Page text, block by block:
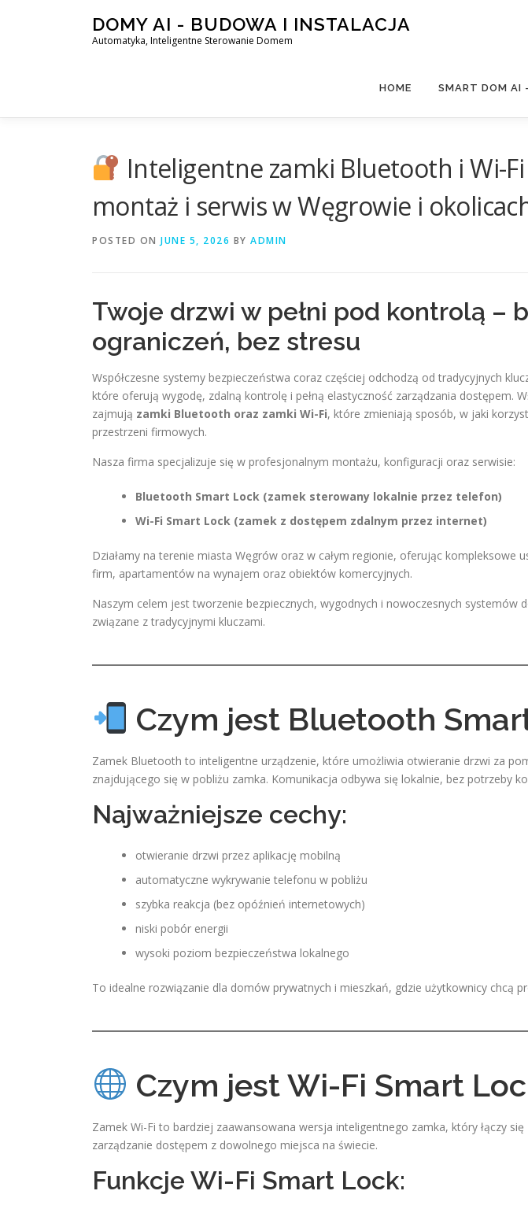
DOMY AI - BUDOWA I INSTALACJA
Automatyka, Inteligentne Sterowanie Domem
HOME SMART DOM AI
Inteligentne zamki Bluetooth i Wi-
montaż i serwis w Węgrowie i
POSTED ON JUNE 5, 2026 BY ADMIN
Twoje drzwi w pełni pod kontrolą –
ograniczeń, bez stresu
Współczesne systemy bezpieczeństwa coraz częściej odchodzą od tradycyjnych
które oferują wygodę, zdalną kontrolę i pełną elastyczność zarządzania dostępem.
zajmują zamki Bluetooth oraz zamki Wi-Fi, które zmieniają sposób, w jaki
przestrzeni firmowych.
Nasza firma specjalizuje się w profesjonalnym montażu, konfiguracji oraz serwisie:
Bluetooth Smart Lock (zamek sterowany lokalnie przez telefon)
Wi-Fi Smart Lock (zamek z dostępem zdalnym przez internet)
Działamy na terenie miasta Węgrów oraz w całym regionie, oferując kompleksowe
firm, apartamentów na wynajem oraz obiektów komercyjnych.
Naszym celem jest tworzenie bezpiecznych, wygodnych i nowoczesnych systemów
związane z tradycyjnymi kluczami.
Czym jest Bluetooth
Zamek Bluetooth to inteligentne urządzenie, które umożliwia otwieranie drzwi za
znajdującego się w pobliżu zamka. Komunikacja odbywa się lokalnie, bez potrzeby
Najważniejsze cechy:
otwieranie drzwi przez aplikację mobilną
automatyczne wykrywanie telefonu w pobliżu
szybka reakcja (bez opóźnień internetowych)
niski pobór energii
wysoki poziom bezpieczeństwa lokalnego
To idealne rozwiązanie dla domów prywatnych i mieszkań, gdzie użytkownicy chcą
Czym jest Wi-Fi Smart
Zamek Wi-Fi to bardziej zaawansowana wersja inteligentnego zamka, który łączy
zarządzanie dostępem z dowolnego miejsca na świecie.
Funkcje Wi-Fi Smart Lock: